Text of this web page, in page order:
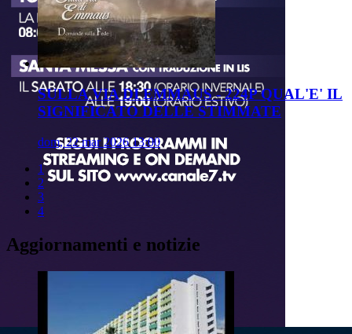
SULLA VIA DI EMMAUS - 224P QUAL'E' IL
SIGNIFICATO DELLE STIMMATE
dom, 22 mar 2026 13:00
1
2
3
4
Aggiornamenti e notizie